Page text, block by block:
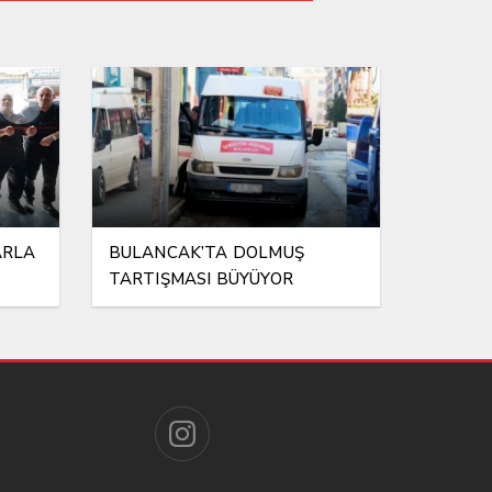
KAVUŞUYOR
BULANCAK’TA DOLMUŞ
TARTIŞMASI BÜYÜYOR